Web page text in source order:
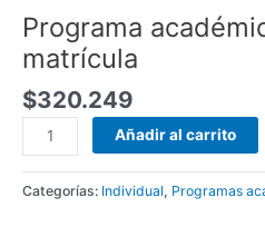
Programa
matrícula
$320.249
Añadir al carrito
Categorías: Individual, Programas